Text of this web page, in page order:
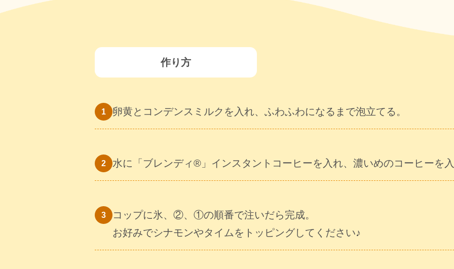
作り方
卵黄とコンデンスミルクを入れ、ふわふわになるまで泡立てる。
水に「ブレンディ®」インスタントコーヒーを入れ、濃いめのコーヒーを
コップに氷、②、①の順番で注いだら完成。
お好みでシナモンやタイムをトッピングしてください♪